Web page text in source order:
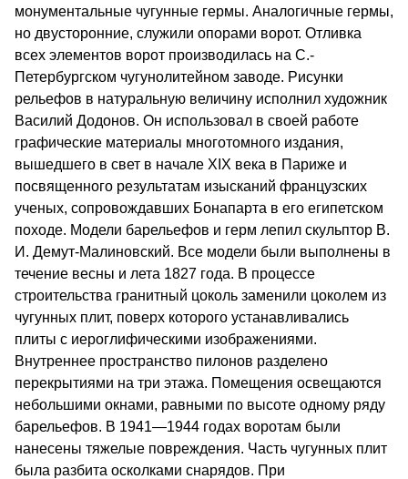
монументальные чугунные гермы. Аналогичные гермы,
но двусторонние, служили опорами ворот. Отливка
всех элементов ворот производилась на С.-
Петербургском чугунолитейном заводе. Рисунки
рельефов в натуральную величину исполнил художник
Василий Додонов. Он использовал в своей работе
графические материалы многотомного издания,
вышедшего в свет в начале XIX века в Париже и
посвященного результатам изысканий французских
ученых, сопровождавших Бонапарта в его египетском
походе. Модели барельефов и герм лепил скульптор В.
И. Демут-Малиновский. Все модели были выполнены в
течение весны и лета 1827 года. В процессе
строительства гранитный цоколь заменили цоколем из
чугунных плит, поверх которого устанавливались
плиты с иероглифическими изображениями.
Внутреннее пространство пилонов разделено
перекрытиями на три этажа. Помещения освещаются
небольшими окнами, равными по высоте одному ряду
барельефов. В 1941—1944 годах воротам были
нанесены тяжелые повреждения. Часть чугунных плит
была разбита осколками снарядов. При